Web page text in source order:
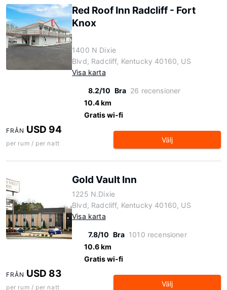
Red Roof Inn Radcliff - Fort
Knox
1400 N Dixie
Blvd, Radcliff, Kentucky 40160, US
Visa karta
8.2/10 Bra 26 recensioner
10.4 km
Gratis wi-fi
FRÅN USD 94
per rum / per natt Välj
Gold Vault Inn
1225 N.Dixie
Blvd, Radcliff, Kentucky 40160, US
Visa karta
7.8/10 Bra 1010 recensioner
10.6 km
Gratis wi-fi
FRÅN USD 83
per rum / per natt Välj